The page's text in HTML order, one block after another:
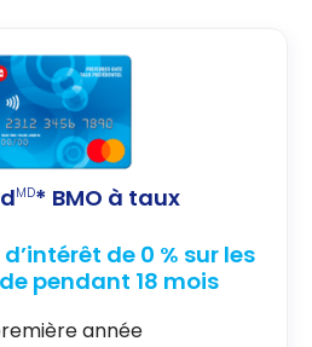
MD* BMO à taux
de 0 % sur les
pendant 18 mois
année